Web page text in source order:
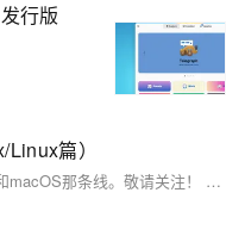
行版
篇）
下期文章，小枣君会重点聊聊Windows和macOS那条线。敬请关注！ 如果大家觉得文章不错，还请帮忙多多转发！谢谢！